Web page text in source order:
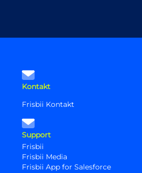
Kontakt
Frisbii Kontakt
Support
Frisbii
Frisbii Media
Frisbii App for Salesforce